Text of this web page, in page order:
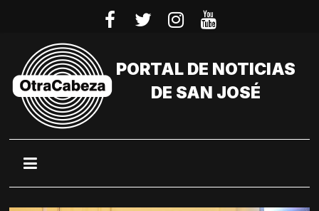
PORTAL DE NOTICIAS
DE SAN JOSÉ